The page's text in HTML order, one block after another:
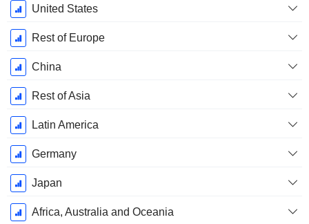
Período
fiscal:
Diciembre
United States
Rest of Europe
China
Rest of Asia
Latin America
Germany
Japan
Africa, Australia and Oceania